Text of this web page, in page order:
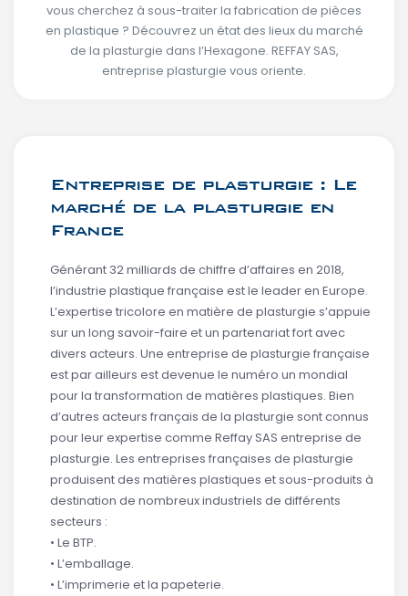
vous cherchez à sous-traiter la fabrication de pièces
en plastique ? Découvrez un état des lieux du marché
de la plasturgie dans l’Hexagone. REFFAY SAS,
entreprise plasturgie vous oriente.
Entreprise de plasturgie : Le
marché de la plasturgie en
France
Générant 32 milliards de chiffre d’affaires en 2018,
l’industrie plastique française est le leader en Europe.
L’expertise tricolore en matière de plasturgie s’appuie
sur un long savoir-faire et un partenariat fort avec
divers acteurs. Une entreprise de plasturgie française
est par ailleurs est devenue le numéro un mondial
pour la transformation de matières plastiques. Bien
d’autres acteurs français de la plasturgie sont connus
pour leur expertise comme Reffay SAS entreprise de
plasturgie. Les entreprises françaises de plasturgie
produisent des matières plastiques et sous-produits à
destination de nombreux industriels de différents
secteurs :
• Le BTP.
• L’emballage.
• L’imprimerie et la papeterie.